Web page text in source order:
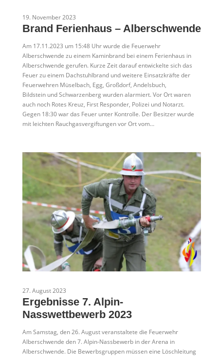
19. November 2023
Brand Ferienhaus – Alberschwende
Am 17.11.2023 um 15:48 Uhr wurde die Feuerwehr
Alberschwende zu einem Kaminbrand bei einem Ferienhaus in
Alberschwende gerufen. Kurze Zeit darauf entwickelte sich das
Feuer zu einem Dachstuhlbrand und weitere Einsatzkräfte der
Feuerwehren Müselbach, Egg, Großdorf, Andelsbuch,
Bildstein und Schwarzenberg wurden alarmiert. Vor Ort waren
auch noch Rotes Kreuz, First Responder, Polizei und Notarzt.
Gegen 18:30 war das Feuer unter Kontrolle. Der Besitzer wurde
mit leichten Rauchgasvergiftungen vor Ort vom…
27. August 2023
Ergebnisse 7. Alpin-
Nasswettbewerb 2023
Am Samstag, den 26. August veranstaltete die Feuerwehr
Alberschwende den 7. Alpin-Nassbewerb in der Arena in
Alberschwende. Die Bewerbsgruppen müssen eine Löschleitung